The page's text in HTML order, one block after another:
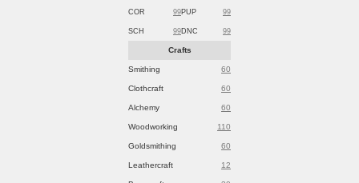
COR 99PUP 99
SCH 99DNC 99
Crafts
Smithing 60
Clothcraft 60
Alchemy 60
Woodworking 110
Goldsmithing 60
Leathercraft 12